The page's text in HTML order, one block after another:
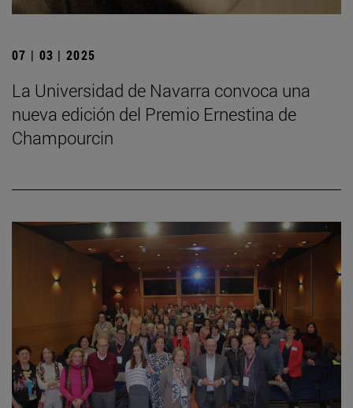
07 | 03 | 2025
La Universidad de Navarra convoca una
nueva edición del Premio Ernestina de
Champourcin